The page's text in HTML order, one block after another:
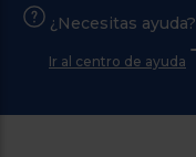
¿Necesitas ayuda?
Ir al centro de ayuda